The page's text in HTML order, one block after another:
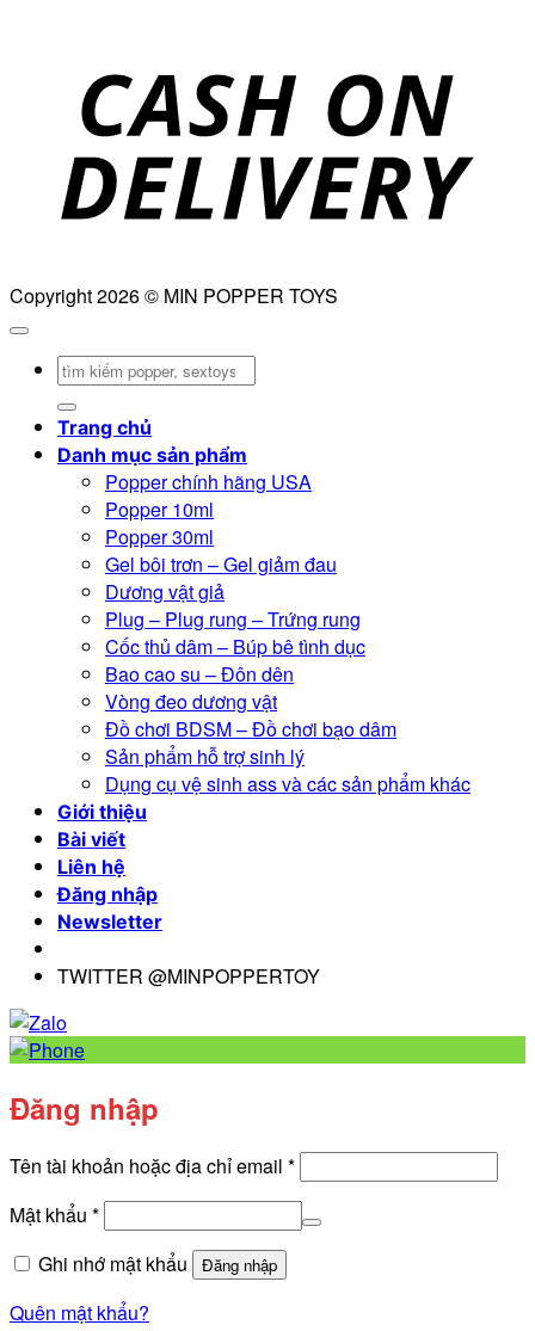
Copyright 2026 © MIN POPPER TOYS
Tìm
Trang chủ
Danh mục sản phẩm
Popper chính hãng USA
Popper 10ml
Popper 30ml
Gel bôi trơn – Gel giảm đau
Dương vật giả
Plug – Plug rung – Trứng rung
Cốc thủ dâm – Búp bê tình dục
Bao cao su – Đôn dên
Vòng đeo dương vật
Đồ chơi BDSM – Đồ chơi bạo dâm
Sản phẩm hỗ trợ sinh lý
Dụng cụ vệ sinh ass và các sản phẩm khác
Giới thiệu
Bài viết
Liên hệ
Đăng nhập
Newsletter
TWITTER @MINPOPPERTOY
Đăng nhập
Tên tài khoản hoặc địa chỉ email *Bắt
Mật khẩu *Bắt
Ghi nhớ mật khẩu
Đăng nhập
Quên mật khẩu?